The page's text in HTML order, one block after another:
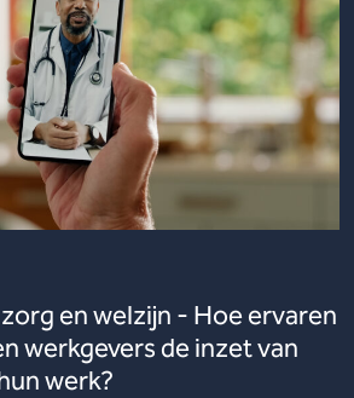
en welzijn - Hoe ervaren
werkgevers de inzet van
werk?